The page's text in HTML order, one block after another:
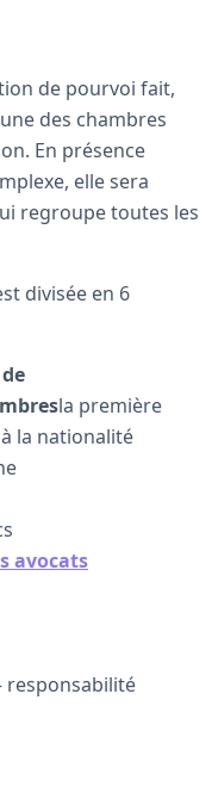
de pourvoi fait,
des chambres
En présence
elle sera
regroupe toutes les
divisée en 6
la première
la nationalité
avocats
responsabilité